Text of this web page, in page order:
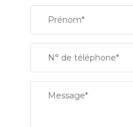
SUPERFICIE :
RESTAURANTS ET CAFÉS
Prénom*
N° de téléphone*
Message*